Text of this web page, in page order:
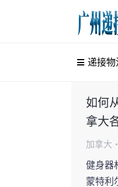
递接物
如何
拿大
加拿大
健身器
蒙特利